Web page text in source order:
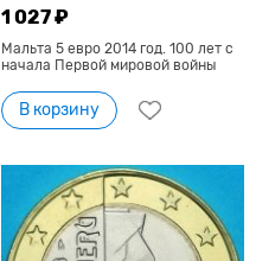
1 027 ₽
Мальта 5 евро 2014 год. 100 лет с
начала Первой мировой войны
В корзину